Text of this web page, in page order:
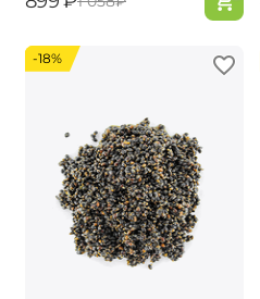
-18%